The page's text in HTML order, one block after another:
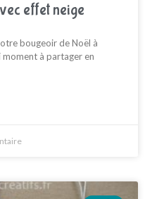
effet neige
bougeoir de Noël à
moment à partager en